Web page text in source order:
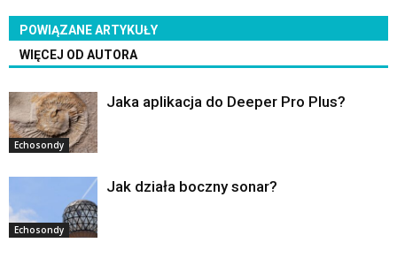
POWIĄZANE ARTYKUŁY
WIĘCEJ OD AUTORA
Echosondy
Jaka aplikacja do Deeper Pro Plus?
Echosondy
Jak działa boczny sonar?